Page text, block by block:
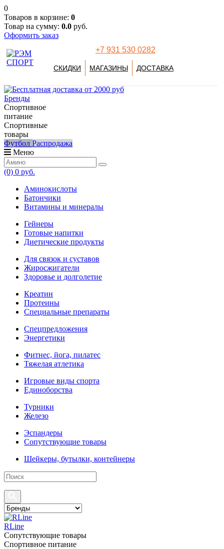
0
Товаров в корзине: 0
Товар на сумму: 0.0 руб.
Оформить заказ
+7 931 530 0282
СКИДКИ МАГАЗИНЫ ДОСТАВКА
Бренды
Спортивное
питание
Спортивные
товары
Футбол Распродажа
Меню
(0) 0 руб.
Аминокислоты
Батончики
Витамины и минералы
Гейнеры
Готовые напитки
Диетические продукты
Для связок и суставов
Жиросжигатели
Здоровье и долголетие
Креатин
Протеины
Специальные препараты
Спецпредложения
Энергетики
Фитнес, йога, пилатес
Тяжелая атлетика
Игровые виды спорта
Единоборства
Турники
Железо
Эспандеры
Сопутствующие товары
Шейкеры, бутылки, контейнеры
RLine
Сопутствующие товары
Спортивное питание